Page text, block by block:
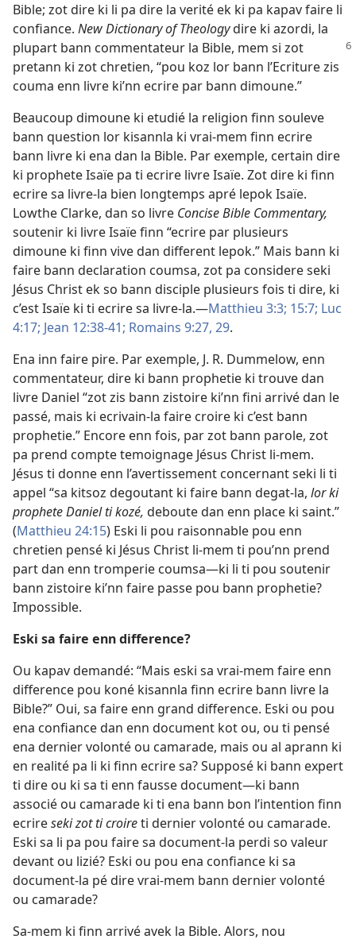
Bible; zot dire ki li pa dire la verité ek ki pa kapav faire li
confiance. New Dictionary of Theologydire ki azordi, la
plupart bann commentateur la Bible, mem si zot
pretann ki zot chretien, “pou koz lor bann l’Ecriture zis
couma enn livre ki’nn ecrire par bann dimoune.”
Beaucoup dimoune ki etudié la religion finn souleve
bann question lor kisannla ki vrai-mem finn ecrire
bann livre ki ena dan la Bible. Par exemple, certain dire
ki prophete Isaïe pa ti ecrire livre Isaïe. Zot dire ki finn
ecrire sa livre-la bien longtemps apré lepok Isaïe.
Lowthe Clarke, dan so livre Concise Bible Commentary,
soutenir ki livre Isaïe finn “ecrire par plusieurs
dimoune ki finn vive dan different lepok.” Mais bann ki
faire bann declaration coumsa, zot pa considere seki
Jésus Christ ek so bann disciple plusieurs fois ti dire, ki
c’est Isaïe ki ti ecrire sa livre-la.—Matthieu 3:3; 15:7; Luc
4:17; Jean 12:38-41; Romains 9:27, 29.
Ena inn faire pire. Par exemple, J. R. Dummelow, enn
commentateur, dire ki bann prophetie ki trouve dan
livre Daniel “zot zis bann zistoire ki’nn fini arrivé dan le
passé, mais ki ecrivain-la faire croire ki c’est bann
prophetie.” Encore enn fois, par zot bann parole, zot
pa prend compte temoignage Jésus Christ li-mem.
Jésus ti donne enn l’avertissement concernant seki li ti
appel “sa kitsoz degoutant ki faire bann degat-la, lor ki
prophete Daniel ti kozé, deboute dan enn place ki saint.”
(Matthieu 24:15) Eski li pou raisonnable pou enn
chretien pensé ki Jésus Christ li-mem ti pou’nn prend
part dan enn tromperie coumsa—ki li ti pou soutenir
bann zistoire ki’nn faire passe pou bann prophetie?
Impossible.
Eski sa faire enn difference?
Ou kapav demandé: “Mais eski sa vrai-mem faire enn
difference pou koné kisannla finn ecrire bann livre la
Bible?” Oui, sa faire enn grand difference. Eski ou pou
ena confiance dan enn document kot ou, ou ti pensé
ena dernier volonté ou camarade, mais ou al aprann ki
en realité pa li ki finn ecrire sa? Supposé ki bann expert
ti dire ou ki sa ti enn fausse document—ki bann
associé ou camarade ki ti ena bann bon l’intention finn
ecrireseki zot ti croireti dernier volonté ou camarade.
Eski sa li pa pou faire sa document-la perdi so valeur
devant ou lizié? Eski ou pou ena confiance ki sa
document-la pé dire vrai-mem bann dernier volonté
ou camarade?
Sa-mem ki finn arrivé avek la Bible. Alors, nou